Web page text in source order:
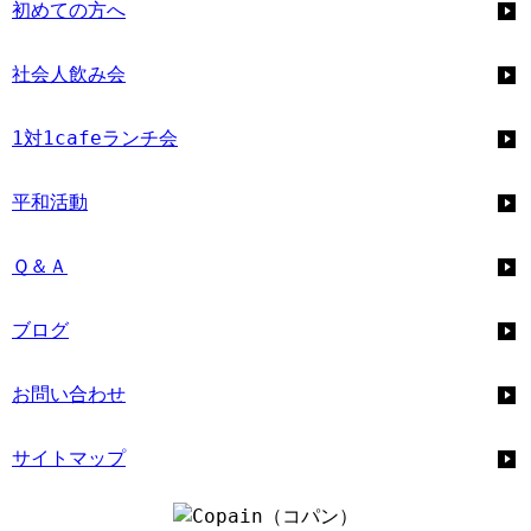
初めての方へ
社会人飲み会
1対1cafeランチ会
平和活動
Ｑ＆Ａ
ブログ
お問い合わせ
サイトマップ